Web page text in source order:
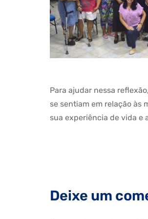
Para ajudar nessa
se sentiam em relação às
sua experiência de vida e
Deixe um